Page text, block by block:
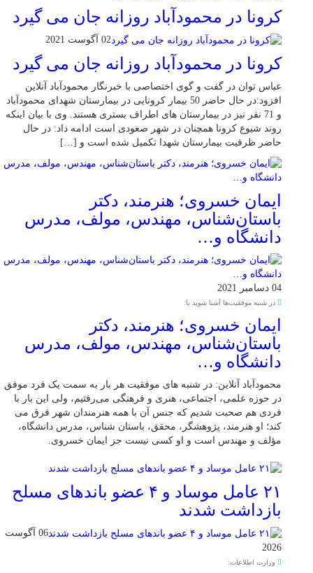
کرونا در محمودآباد روزانه جان می گیرد
02 آگوست 2021
کرونا در محمودآباد روزانه جان می گیرد
عباس توان در گفت و گوی اختصاصی با خبرنگار محمودآباد آنلاین
افزود:در حال حاضر 50 بیمار کرونایی در بیمارستان شهدای محمودآباد
و 71 نفر نیز در بیمارستان های اطراف بستری هستند. وی با بیان اینکه
روند شیوع کرونا همچنان در شهر صعودی است ادامه داد: در حال
حاضر ظرفیت بیمارستان شهدا تکمیل شده است و […]
ایمان خسروی؛ هنرمند، دکتر
باستان‌شناس، مهندس، مولف، مدرس
دانشگاه و…
04 دسامبر 2021
در شنبه موفقیت‌ها آشنا شوید با:
ایمان خسروی؛ هنرمند، دکتر
باستان‌شناس، مهندس، مولف، مدرس
دانشگاه و…
محمودآباد آنلاین: در شنبه های موفقیت هر بار به سمت یک فرد موفق
در حوزه علمی، اجتماعی، هنری و فرهنگی می‌رفتیم، ولی این بار با
فردی هم صحبت شدیم که جنس آن با همه هنرمندان شهر فرق می
کند؛ او هنرمند، پژوهشگر، محقق، باستان شناس، مدرس دانشگاه،
مؤلف و مهندس است و او کسی نیست جز ایمان خسروی.
۲۱ عامل موساد و ۴ عضو باند‌های مسلح
بازداشت شدند
06 آگوست
2026
وزارت اطلاعات: